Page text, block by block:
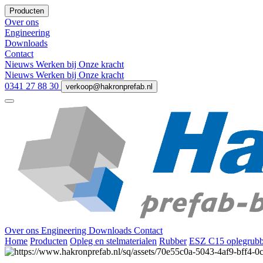
Producten
Over ons
Engineering
Downloads
Contact
Nieuws Werken bij Onze kracht
Nieuws Werken bij Onze kracht
0341 27 88 30
verkoop@hakronprefab.nl
Over ons Engineering Downloads Contact
Home Producten Opleg en stelmaterialen Rubber ESZ C15